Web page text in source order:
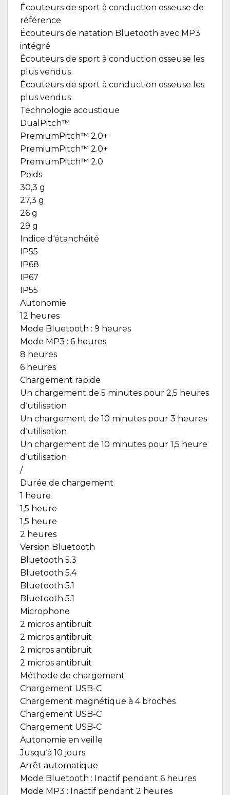
Écouteurs de sport à conduction osseuse de
référence
Écouteurs de natation Bluetooth avec MP3
intégré
Écouteurs de sport à conduction osseuse les
plus vendus
Écouteurs de sport à conduction osseuse les
plus vendus
Technologie acoustique
DualPitch™
PremiumPitch™ 2.0+
PremiumPitch™ 2.0+
PremiumPitch™ 2.0
Poids
30,3 g
27,3 g
26 g
29 g
Indice d‘étanchéité
IP55
IP68
IP67
IP55
Autonomie
12 heures
Mode Bluetooth : 9 heures
Mode MP3 : 6 heures
8 heures
6 heures
Chargement rapide
Un chargement de 5 minutes pour 2,5 heures
d‘utilisation
Un chargement de 10 minutes pour 3 heures
d‘utilisation
Un chargement de 10 minutes pour 1,5 heure
d‘utilisation
/
Durée de chargement
1 heure
1,5 heure
1,5 heure
2 heures
Version Bluetooth
Bluetooth 5.3
Bluetooth 5.4
Bluetooth 5.1
Bluetooth 5.1
Microphone
2 micros antibruit
2 micros antibruit
2 micros antibruit
2 micros antibruit
Méthode de chargement
Chargement USB-C
Chargement magnétique à 4 broches
Chargement USB-C
Chargement USB-C
Autonomie en veille
Jusqu‘à 10 jours
Arrêt automatique
Mode Bluetooth : Inactif pendant 6 heures
Mode MP3 : Inactif pendant 2 heures